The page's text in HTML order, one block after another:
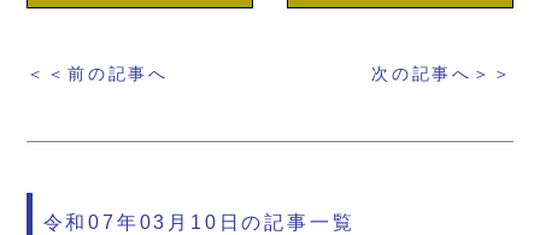
＜＜前の記事へ 次の記事へ＞＞
令和07年03月10日の記事一覧